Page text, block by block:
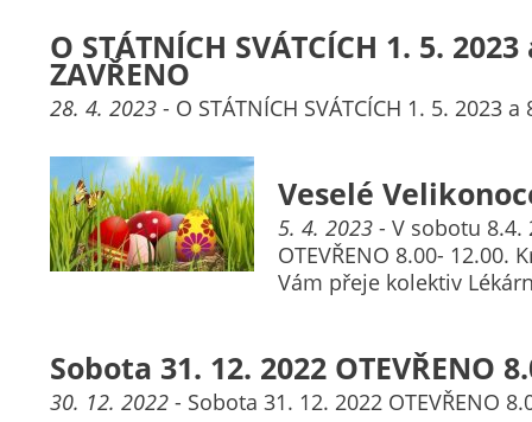
O STÁTNÍCH SVÁTCÍCH 1. 5.
ZAVŘENO
28. 4. 2023 - O STÁTNÍCH SVÁTCÍCH 1. 5. 2023 a
Veselé
5. 4. 2023 - V sobotu 8.4.
OTEVŘENO 8.00- 12.00.
Vám přeje kolektiv
Sobota 31. 12. 2022 OTEVŘENO
30. 12. 2022 - Sobota 31. 12. 2022 OTEVŘENO